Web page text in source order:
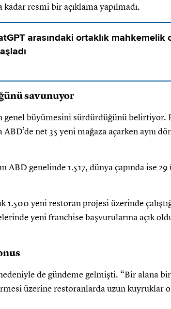
resmi bir açıklama yapılmadı.
arasındaki ortaklık mahkemelik
savunuyor
genel büyümesini sürdürdüğünü belirtiyor.
net 35 yeni mağaza açarken aynı
ABD genelinde 1.517, dünya çapında ise 29
1.500 yeni restoran projesi üzerinde
yeni franchise başvurularına açık
de gündeme gelmişti. “Bir alana
üzerine restoranlarda uzun kuyruklar